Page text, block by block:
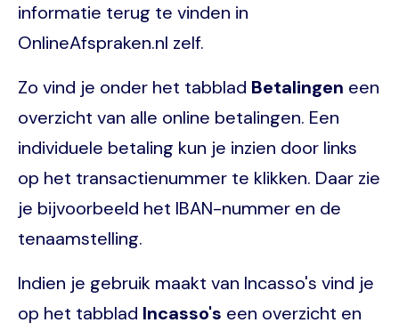
informatie terug te vinden in
OnlineAfspraken.nl zelf.
Zo vind je onder het tabblad Betalingen een
overzicht van alle online betalingen. Een
individuele betaling kun je inzien door links
op het transactienummer te klikken. Daar zie
je bijvoorbeeld het IBAN-nummer en de
tenaamstelling.
Indien je gebruik maakt van Incasso's vind je
op het tabblad Incasso's een overzicht en